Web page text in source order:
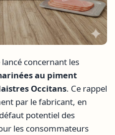
concernant les
au piment
Occitans. Ce rappel
par le fabricant, en
potentiel des
les consommateurs